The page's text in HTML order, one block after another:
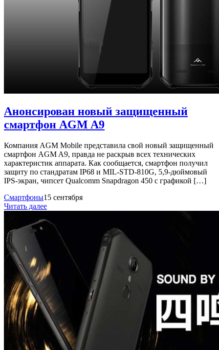
Анонсирован новый защищенный
смартфон AGM A9
Компания AGM Mobile представила свой новый защищенный
смартфон AGM A9, правда не раскрыв всех технических
характеристик аппарата. Как сообщается, смартфон получил
защиту по стандратам IP68 и MIL-STD-810G, 5,9-дюймовый
IPS-экран, чипсет Qualcomm Snapdragon 450 с графикой […]
Смартфоны15 сентября
Читать далее